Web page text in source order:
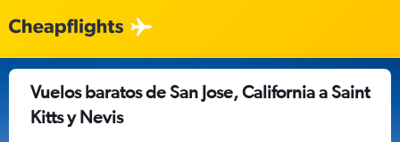
Vuelos baratos de San Jose, California a Saint
Kitts y Nevis